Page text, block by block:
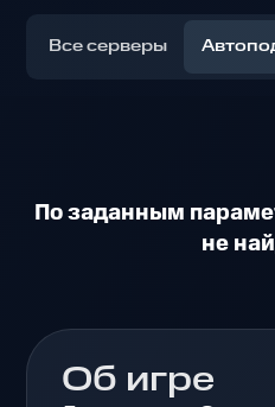
Все серверы
По заданным
не
Об игре